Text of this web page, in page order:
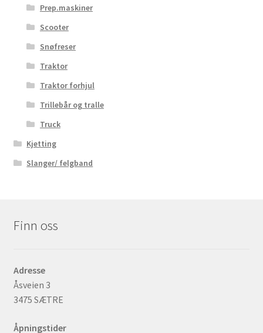
Prep.maskiner
Scooter
Snøfreser
Traktor
Traktor forhjul
Trillebår og tralle
Truck
Kjetting
Slanger/ felgband
Finn oss
Adresse
Åsveien 3
3475 SÆTRE
Åpningstider